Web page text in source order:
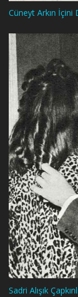
Cüneyt Arkın İçini
Sadri Alışık